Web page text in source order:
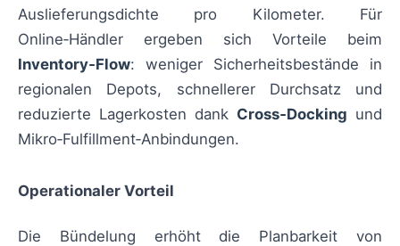
Auslieferungsdichte pro Kilometer. Für
Online‑Händler ergeben sich Vorteile beim
Inventory‑Flow: weniger Sicherheitsbestände in
regionalen Depots, schnellerer Durchsatz und
reduzierte Lagerkosten dank Cross‑Docking und
Mikro‑Fulfillment‑Anbindungen.
Operationaler Vorteil
Die Bündelung erhöht die Planbarkeit von